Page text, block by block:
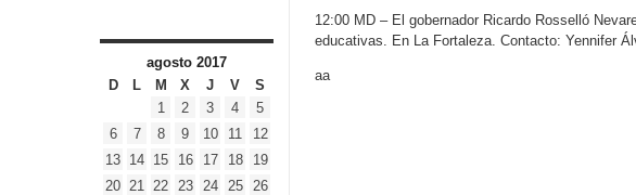
12:00 MD – El gobernador Ricardo Rosselló
educativas. En La Fortaleza. Contacto: Yennifer
aa
agosto 2017
D
L M X J V
S
1
2 3 4
5
6
7 8 9 10 11
12
13 14 15 16 17 18
19
20 21 22 23 24 25
26